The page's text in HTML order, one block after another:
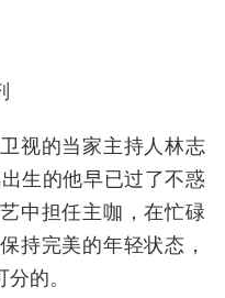
的当家主持人林志
生的他早已过了不惑
中担任主咖，在忙碌
持完美的年轻状态，
的。